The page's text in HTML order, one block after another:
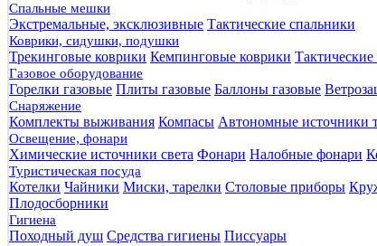
Спальные мешки
Экстремальные, эксклюзивные Тактические спальники
Коврики, сидушки, подушки
Трекинговые коврики Кемпинговые коврики
Газовое оборудование
Горелки газовые Плиты газовые Баллоны газовые
Снаряжение
Комплекты выживания Компасы Автономные источники
Освещение, фонари
Химические источники света Фонари Налобные фонари
Туристическая посуда
Котелки Чайники Миски, тарелки Столовые приборы
Плодосборники
Гигиена
Походный душ Средства гигиены Писсуары